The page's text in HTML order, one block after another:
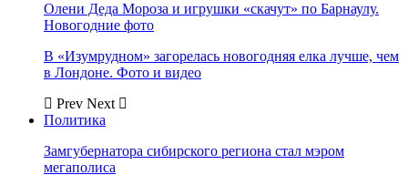
Олени Деда Мороза и игрушки «скачут» по Барнаулу.
Новогодние фото
В «Изумрудном» загорелась новогодняя елка лучше, чем
в Лондоне. Фото и видео
Prev Next
Политика
Замгубернатора сибирского региона стал мэром
мегаполиса